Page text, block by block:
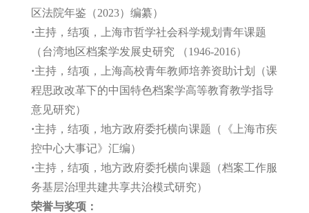
区法院年鉴（2023）编纂）
·主持，结项，上海市哲学社会科学规划青年课题
（台湾地区档案学发展史研究 （1946-2016）
·主持，结项，上海高校青年教师培养资助计划（课
程思政改革下的中国特色档案学高等教育教学指导
意见研究）
·主持， 结项 ，地方政府委托横向课题（《上海市疾
控中心大事记》汇编）
·主持， 结项 ，地方政府委托横向课题（档案工作服
务基层治理共建共享共治模式研究）
荣誉与奖项：